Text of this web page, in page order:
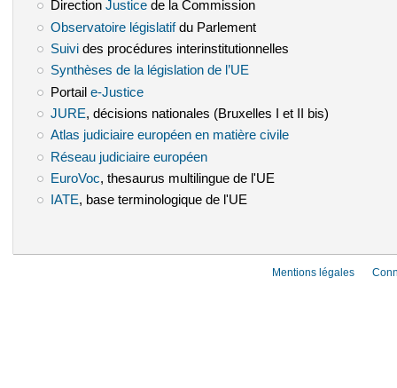
Direction Justice(le lien est externe)
de la Commission
Observatoire législatif(le lien est externe)
du Parlement
Suivi(le lien est externe)
des procédures interinstitutionnelles
Synthèses de la législation de l’UE
Portail e-Justice(le lien est externe)
JURE(le lien est externe)
, décisions nationales (Bruxelles I et II bis)
Atlas judiciaire européen en matière civile(le lien est externe)
Réseau judiciaire européen(le lien est externe)
EuroVoc(le lien est externe)
, thesaurus multilingue de l'UE
IATE(le lien est externe)
, base terminologique de l'UE
Mentions légales